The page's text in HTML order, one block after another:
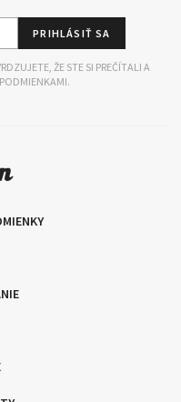
PRIHLÁSIŤ SA
ŽE STE SI PREČÍTALI A